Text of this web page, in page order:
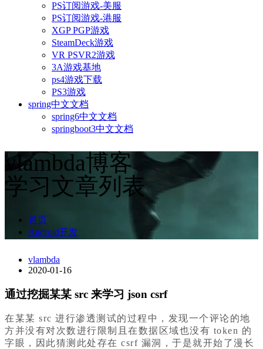
PS订阅游戏-美服
PS订阅游戏-港服
XGP PGP游戏
SteamDeck游戏
VR PSVR2游戏
3A游戏基地
ps4游戏下载
PS3游戏
spring中文文档
spring6中文文档
springboot3中文文档
vlambda博客
学习文章列表
首页
Android开发
vlambda
2020-01-16
通过挖掘某某 src 来学习 json csrf
在某某 src 进行渗透测试的过程中，发现一个评论的地
方并没有对次数进行限制且在数据区域也没有 token 的
字眼，因此猜测此处存在 csrf 漏洞，于是就开始了漫长